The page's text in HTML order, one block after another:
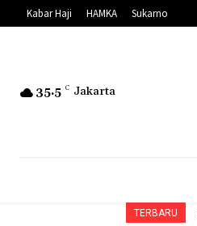
Kabar Haji HAMKA Sukarno
35.5 C Jakarta
TERBARU